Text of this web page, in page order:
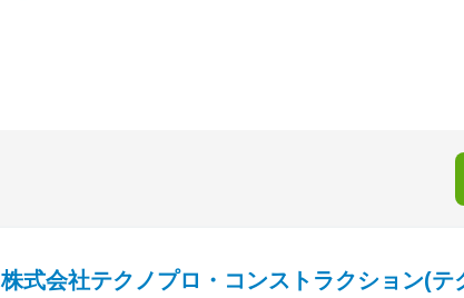
株式会社テクノプロ・コンストラクション(テ